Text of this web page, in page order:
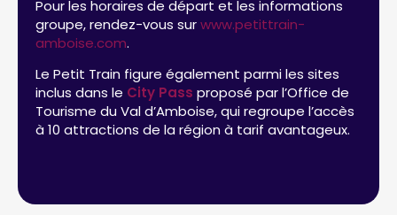
Pour les horaires de départ et les informations
groupe, rendez-vous surwww.petittrain-
amboise.com.
Le Petit Train figure également parmi les sites
inclus dans le City Pass proposé par l’Office de
Tourisme du Val d’Amboise, qui regroupe l’accès
à 10 attractions de la région à tarif avantageux.